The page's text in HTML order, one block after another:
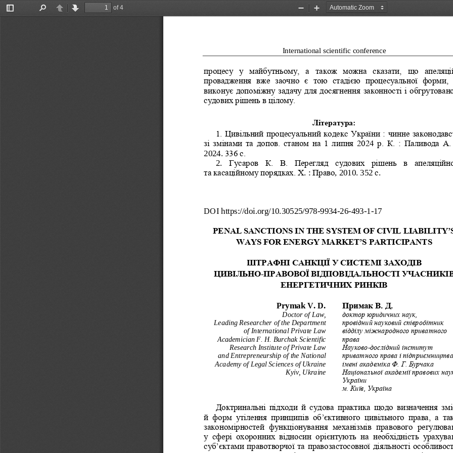
Toggle
PreviousNext
of 4
Zoom
Zoom
International scientific conference
процесу  у  майбутньому,  а  також  можна  сказати,  що
провадження  вже  заочно  є  тою  стадією  процесуальної  форми,
виконує допоміжну задачу для досягнення законності і
судових рішень в цілому.
Література:
1. Цивільний процесуальний кодекс України : чинне
зі змінами та допов.  станом на 1  липня 2024 р. К. : Паливода А.
2024. 336 с.
2. Гусаров  К.
В.  Перегляд  судових  рішень  в
та касаційному порядках. Х. : Право, 2010. 352 с
DOI https://doi.org/10.30525/978-9934-26-493-1-17
PENAL SANCTIONS IN THE SYSTEM OF CIVIL L
WAYS FOR ENERGY MARKET’S PARTICIPANTS
ШТРАФНІ САНКЦІЇ У СИСТЕМІ ЗАХОДІВ
ЦИВІЛЬНО-ПРАВОВОЇ ВІДПОВІДАЛЬНОСТІ
ЕНЕРГЕТИЧНИХ РИНКІВ
Prymak V. D.
Doctor of Law,
Leading Researcher of the Department
of International Private Law
Academician F. H. Burchak Scientific
Research Institute of Private Law
and Entrepreneurship of the National
Academy of Legal Sciences of Ukraine
Kyiv, Ukraine
Примак В. Д.
доктор юридичних наук,
провідний науковий співробітник
відділу міжнародного приватного
права
Науково-дослідний інститут
приватного права і підприємництва
імені академіка Ф. Г. Бурчака
Національної академії правових
України
м. Київ, Україна
Доктринальні  підходи  й  судова  практика  щодо  визначення
й  форм  утілення  принципів  об’єктивного  цивільного  права,  а
закономірностей  функціонування  механізмів  правового
у  сфері  охоронних  відносин  орієнтують  на  необхідність
суб’єктами правотворчої та правозастосовної діяльності